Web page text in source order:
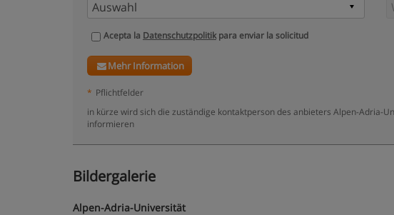
Acepta la Datenschutzpolitikpara enviar la solicitud
Mehr Information
* Pflichtfelder
in kürze wird sich die zuständige kontaktperson des anbieters Alpen-Adria-
informieren
Bildergalerie
Alpen-Adria-Universität